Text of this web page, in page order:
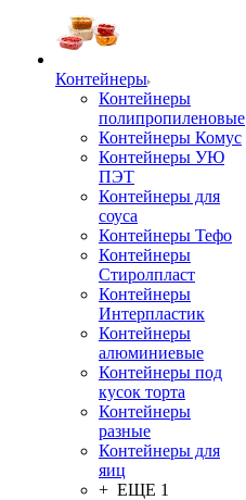
Контейнеры
Контейнеры
полипропиленовые
Контейнеры Комус
Контейнеры УЮ
ПЭТ
Контейнеры для
соуса
Контейнеры Тефо
Контейнеры
Стиролпласт
Контейнеры
Интерпластик
Контейнеры
алюминиевые
Контейнеры под
кусок торта
Контейнеры
разные
Контейнеры для
яиц
+ ЕЩЕ 1